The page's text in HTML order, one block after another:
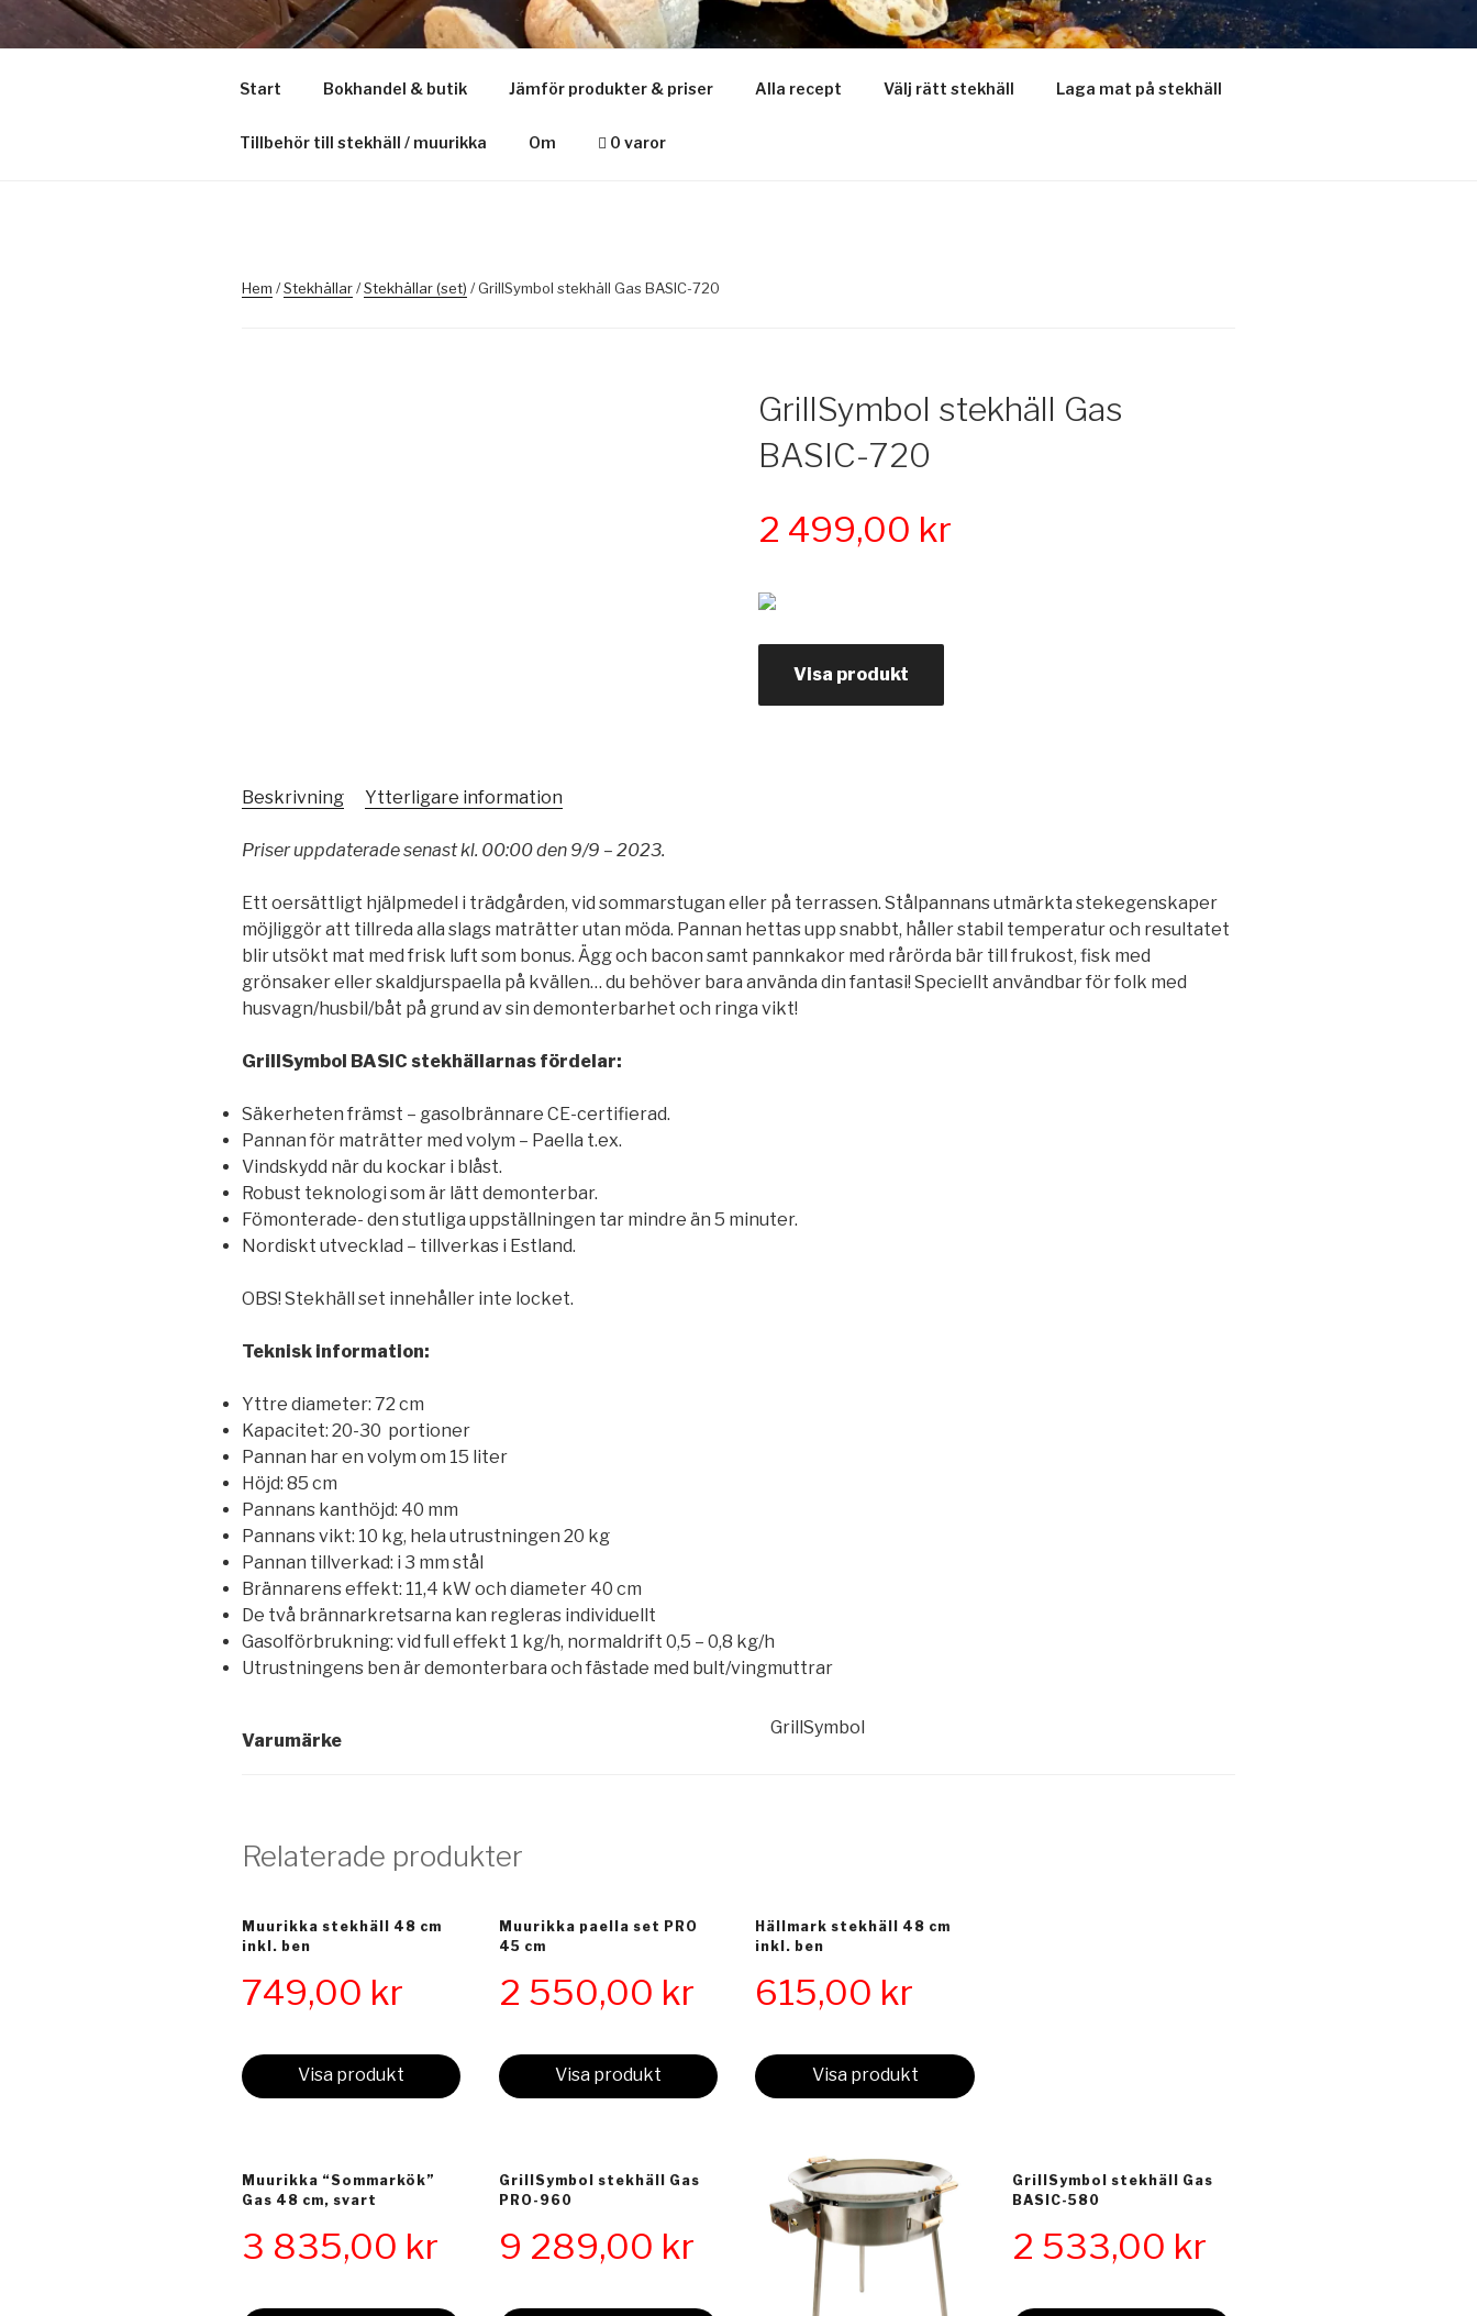
Hoppa
STEKMAN.SE
Start Bokhandel & butik Jämför produkter & priser Alla recept Välj rätt stekhäll Laga mat på stekhäll
Tillbehör till stekhäll / muurikka Om 0 varor
Hem /Stekhällar/Stekhällar (set) / GrillSymbol stekhäll Gas BASIC-720
GrillSymbol stekhäll Gas
BASIC-720
2 499,00 kr
Visa produkt
Beskrivning Ytterligare information
Priser uppdaterade senast kl. 00:00 den 9/9 – 2023.
Ett oersättligt hjälpmedel i trädgården, vid sommarstugan eller på terrassen. Stålpannans utmärkta stekegenskaper
möjliggör att tillreda alla slags maträtter utan möda. Pannan hettas upp snabbt, håller stabil temperatur och resultatet
blir utsökt mat med frisk luft som bonus. Ägg och bacon samt pannkakor med rårörda bär till frukost, fisk med
grönsaker eller skaldjurspaella på kvällen… du behöver bara använda din fantasi! Speciellt användbar för folk med
husvagn/husbil/båt på grund av sin demonterbarhet och ringa vikt!
GrillSymbol BASIC stekhällarnas fördelar:
Säkerheten främst – gasolbrännare CE-certifierad.
Pannan för maträtter med volym – Paella t.ex.
Vindskydd när du kockar i blåst.
Robust teknologi som är lätt demonterbar.
Fömonterade- den stutliga uppställningen tar mindre än 5 minuter.
Nordiskt utvecklad – tillverkas i Estland.
OBS! Stekhäll set innehåller inte locket.
Teknisk information:
Yttre diameter: 72 cm
Kapacitet: 20-30 portioner
Pannan har en volym om 15 liter
Höjd: 85 cm
Pannans kanthöjd: 40 mm
Pannans vikt: 10 kg, hela utrustningen 20 kg
Pannan tillverkad: i 3 mm stål
Brännarens effekt: 11,4 kW och diameter 40 cm
De två brännarkretsarna kan regleras individuellt
Gasolförbrukning: vid full effekt 1 kg/h, normaldrift 0,5 – 0,8 kg/h
Utrustningens ben är demonterbara och fästade med bult/vingmuttrar
Varumärke
GrillSymbol
Relaterade produkter
Muurikka stekhäll 48 cm
inkl. ben
749,00 kr
Visa produkt
Muurikka paella set PRO
45 cm
2 550,00 kr
Visa produkt
Hällmark stekhäll 48 cm
inkl. ben
615,00 kr
Visa produkt
Muurikka “Sommarkök”
Gas 48 cm, svart
3 835,00 kr
GrillSymbol stekhäll Gas
PRO-960
9 289,00 kr
GrillSymbol stekhäll Gas
BASIC-580
2 533,00 kr